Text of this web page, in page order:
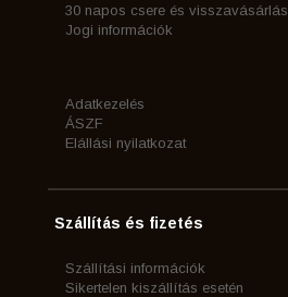
30 napos csere és visszavásárlás
Jogi információk
Adatkezelés
ÁSZF
Elállási nyilatkozat
Szállítás és fizetés
Szállítási információk
Sikertelen kiszállítás esetén